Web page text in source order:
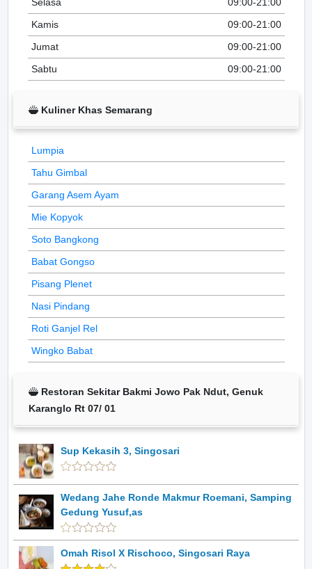
Kamis
09:00-21:00
Jumat
09:00-21:00
Sabtu
09:00-21:00
Kuliner Khas Semarang
Lumpia
Tahu Gimbal
Garang Asem Ayam
Mie Kopyok
Soto Bangkong
Babat Gongso
Pisang Plenet
Nasi Pindang
Roti Ganjel Rel
Wingko Babat
Restoran Sekitar Bakmi Jowo Pak Ndut, Genuk
Karanglo Rt 07/ 01
Sup Kekasih 3, Singosari
Wedang Jahe Ronde Makmur Roemani, Samping
Gedung Yusuf,as
Omah Risol X Rischoco, Singosari Raya